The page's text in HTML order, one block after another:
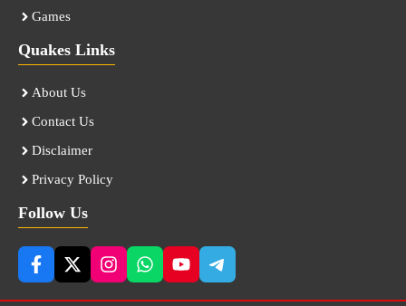
Games
Quakes Links
About Us
Contact Us
Disclaimer
Privacy Policy
Follow Us